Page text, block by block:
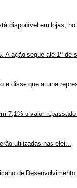
disponível em lojas,
A ação segue até 1º de
disse que a urna
7,1% o valor
utilizadas nas elei...
de